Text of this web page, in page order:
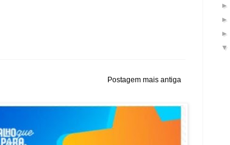
Postagem mais antiga
►
►
►
▼